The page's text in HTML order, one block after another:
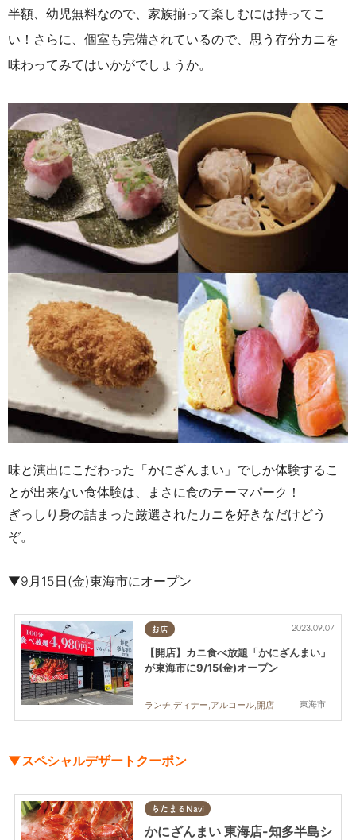
半額、幼児無料なので、家族揃って楽しむには持ってこ
い！さらに、個室も完備されているので、思う存分カニを
味わってみてはいかがでしょうか。
味と演出にこだわった「かにざんまい」でしか体験するこ
とが出来ない食体験は、まさに食のテーマパーク！
ぎっしり身の詰まった厳選されたカニを好きなだけどう
ぞ。
▼9月15日(金)東海市にオープン
お店
東海市
2023.09.07
【開店】カニ食べ放題「かにざんまい」
が東海市に9/15(金)オープン
ランチ,ディナー,アルコール,開店
▼スペシャルデザートクーポン
ちたまるNavi
かにざんまい 東海店-知多半島シ